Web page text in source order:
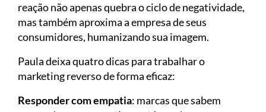
reação não apenas quebra o ciclo de negatividade,
mas também aproxima a empresa de seus
consumidores, humanizando sua imagem.
Paula deixa quatro dicas para trabalhar o
marketing reverso de forma eficaz:
Responder com empatia: marcas que sabem